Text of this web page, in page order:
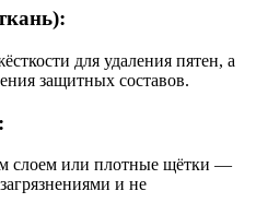
для удаления пятен, а
защитных составов.
слоем или плотные щётки —
и не